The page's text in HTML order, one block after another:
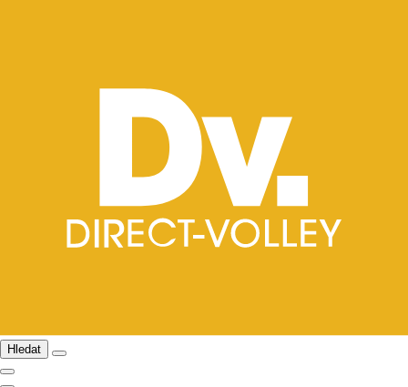
Hledat